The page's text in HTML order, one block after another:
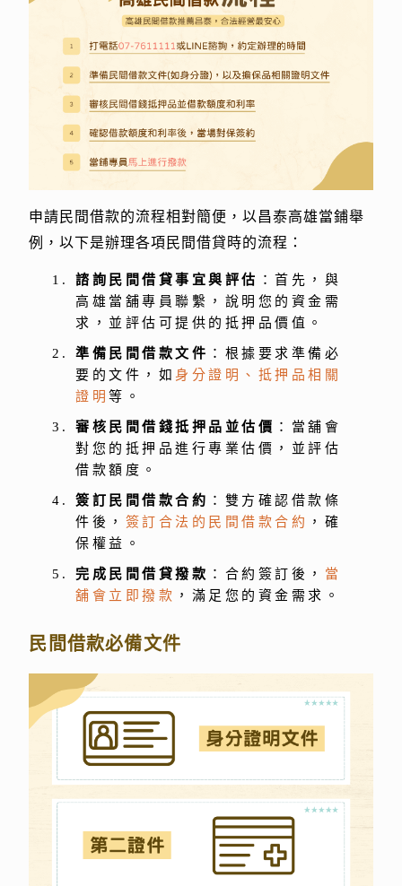
申請民間借款的流程相對簡便，以昌泰高雄當鋪舉
例，以下是辦理各項民間借貸時的流程：
諮詢民間借貸事宜與評估
：首先，與
高雄當舖專員聯繫，說明您的資金需
求，並評估可提供的抵押品價值。
準備民間借款文件 ：根據要求準備必
要的文件，如 身分證明、抵押品相關
證明等。
審核民間借錢抵押品並估價 ：當舖會
對您的抵押品進行專業估價，並評估
借款額度。
簽訂民間借款合約 ：雙方確認借款條
件後， 簽訂合法的民間借款合約
，確
保權益。
完成民間借貸撥款 ：合約簽訂後， 當
舖會立即撥款 ，滿足您的資金需求。
民間借款必備文件